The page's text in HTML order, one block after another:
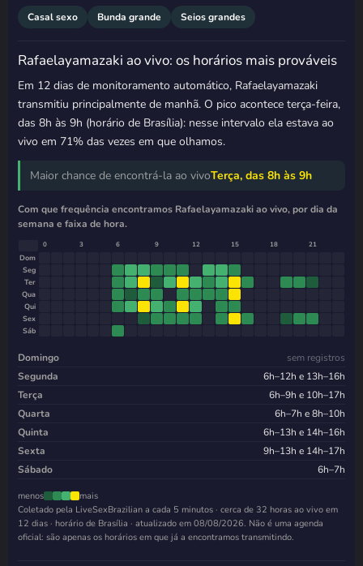
Casal sexo Bunda grande Seios grandes
Rafaelayamazaki ao vivo: os horários mais prováveis
Em 12 dias de monitoramento automático, Rafaelayamazaki
transmitiu principalmente de manhã. O pico acontece terça-feira,
das 8h às 9h (horário de Brasília): nesse intervalo ela estava ao
vivo em 71% das vezes em que olhamos.
Maior chance de encontrá-la ao vivoTerça, das 8h às 9h
Com que frequência encontramos Rafaelayamazaki ao vivo, por dia da
semana e faixa de hora.
0 3 6 9 12 15 18 21
Dom
Seg
Ter
Qua
Qui
Sex
Sáb
Domingo
sem registros
Segunda
6h–12h e 13h–16h
Terça
6h–9h e 10h–17h
Quarta
6h–7h e 8h–10h
Quinta
6h–13h e 14h–16h
Sexta
9h–13h e 14h–17h
Sábado
6h–7h
menos
mais
Coletado pela LiveSexBrazilian a cada 5 minutos · cerca de 32 horas ao vivo em
12 dias · horário de Brasília · atualizado em 08/08/2026. Não é uma agenda
oficial: são apenas os horários em que já a encontramos transmitindo.